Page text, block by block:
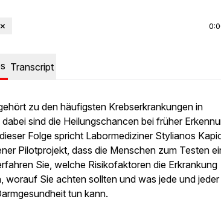
Transcript
zu den häufigsten Krebserkrankungen in
sind die Heilungschancen bei früher
Folge spricht Labormediziner Stylianos
Pilotprojekt, dass die Menschen zum Testen
Sie, welche Risikofaktoren die Erkrankung
worauf Sie achten sollten und was jede und
tun kann.